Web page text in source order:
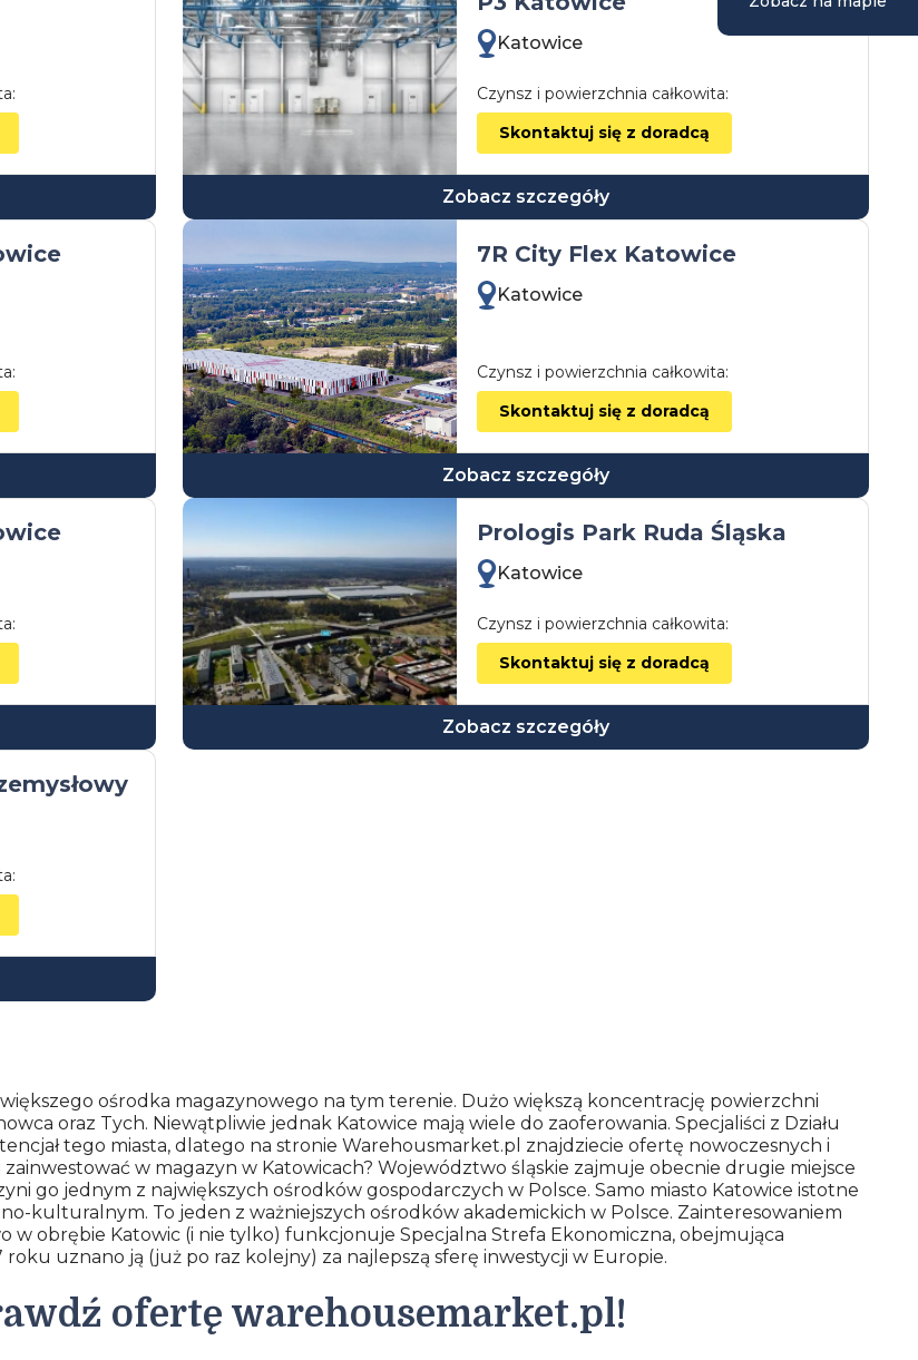
Katowice
Czynsz i powierzchnia całkowita:
Skontaktuj się z doradcą
Zobacz szczegóły
7R City Flex Katowice
Katowice
Czynsz i powierzchnia całkowita:
Skontaktuj się z doradcą
Zobacz szczegóły
Prologis Park Ruda Śląska
Katowice
Czynsz i powierzchnia całkowita:
Skontaktuj się z doradcą
Zobacz szczegóły
ośrodka magazynowego na tym terenie. Dużo większą koncentrację powierzchni
oraz Tych. Niewątpliwie jednak Katowice mają wiele do zaoferowania. Specjaliści z Działu
tego miasta, dlatego na stronie Warehousmarket.pl znajdziecie ofertę nowoczesnych i
w magazyn w Katowicach? Województwo śląskie zajmuje obecnie drugie miejsce
go jednym z największych ośrodków gospodarczych w Polsce. Samo miasto Katowice istotne
kulturalnym. To jeden z ważniejszych ośrodków akademickich w Polsce. Zainteresowaniem
w obrębie Katowic (i nie tylko) funkcjonuje Specjalna Strefa Ekonomiczna, obejmująca
roku uznano ją (już po raz kolejny) za najlepszą sferę inwestycji w Europie.
ofertę warehousemarket.pl!